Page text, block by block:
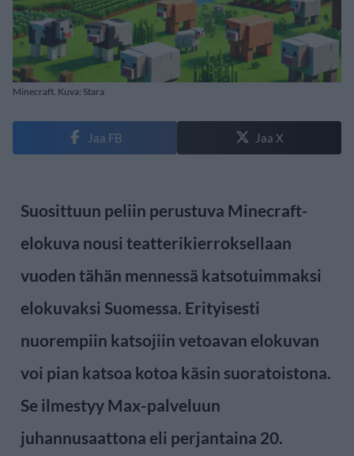
Minecraft. Kuva: Stara
Jaa FB Jaa X
Suosittuun peliin perustuva Minecraft-
elokuva nousi teatterikierroksellaan
vuoden tähän mennessä katsotuimmaksi
elokuvaksi Suomessa. Erityisesti
nuorempiin katsojiin vetoavan elokuvan
voi pian katsoa kotoa käsin suoratoistona.
Se ilmestyy Max-palveluun
juhannusaattona eli perjantaina 20.